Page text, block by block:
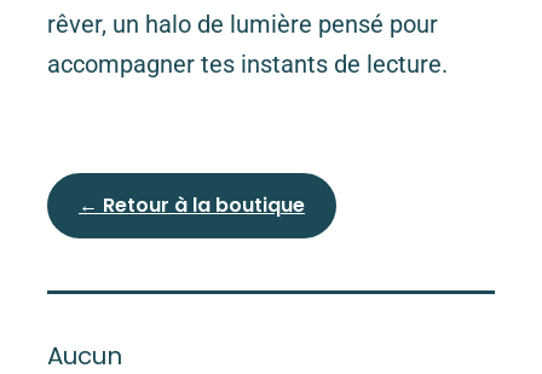
rêver, un halo de lumière pensé pour
accompagner tes instants de lecture.
← Retour à la boutique
Aucun